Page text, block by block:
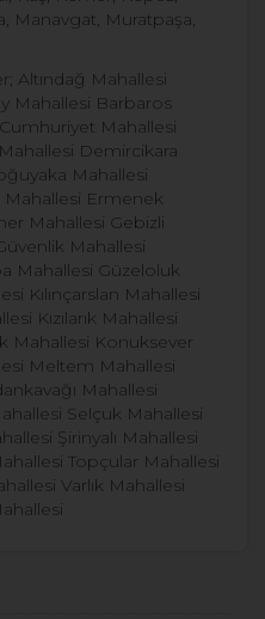
Manavgat, Muratpaşa,
Altındağ Mahallesi
Mahallesi Barbaros
Mahallesi
Demircikara
Mahallesi
Mahallesi Ermenek
Mahallesi Gebizli
Mahallesi
Mahallesi Güzeloluk
Kılınçarslan Mahallesi
Kızılarık Mahallesi
Mahallesi Konuksever
Meltem Mahallesi
Mahallesi
Selçuk Mahallesi
Şirinyalı Mahallesi
Topçular Mahallesi
Varlık Mahallesi